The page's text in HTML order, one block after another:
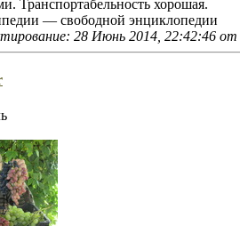
Транспортабельность хорошая.
— свободной энциклопедии
28 Июнь 2014, 22:42:46 от